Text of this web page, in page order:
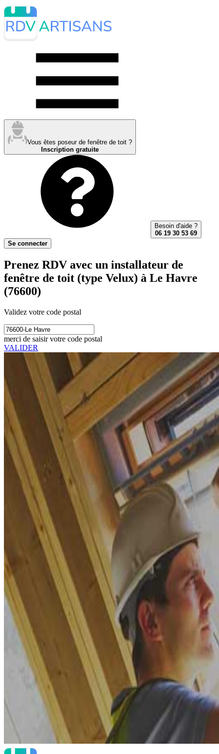
Vous êtes poseur de fenêtre de toit ?
Inscription gratuite
Besoin d'aide ?
06 19 30 53 69
Se connecter
Prenez RDV avec un installateur de
fenêtre de toit (type Velux) à Le Havre
(76600)
Validez votre code postal
merci de saisir votre code postal
VALIDER